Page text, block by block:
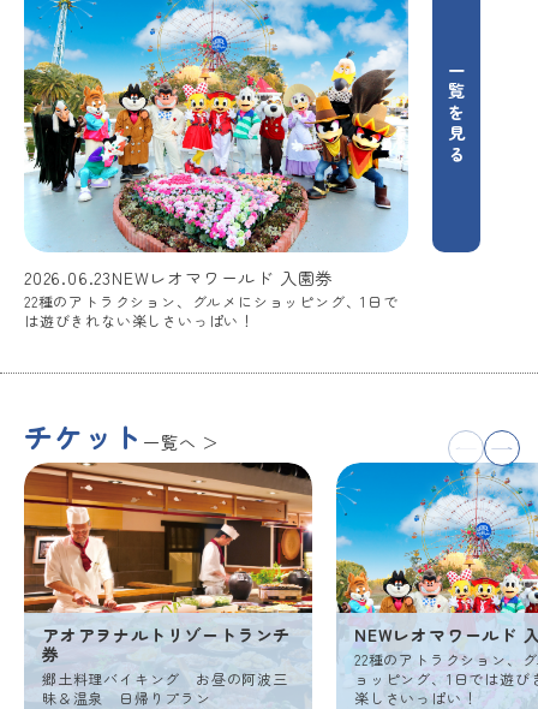
2026.06.23NEWレオマワールド 入園券
22種のアトラクション、グルメにショッピング、1日で
は遊びきれない楽しさいっぱい！
一覧を見る
チケット 一覧へ
アオアヲナルトリゾートランチ
券
郷土料理バイキング お昼の阿波三
昧＆温泉 日帰りプラン
NEWレオマワールド
22種のアトラクション、
ョッピング、1日では遊び
楽しさいっぱい！